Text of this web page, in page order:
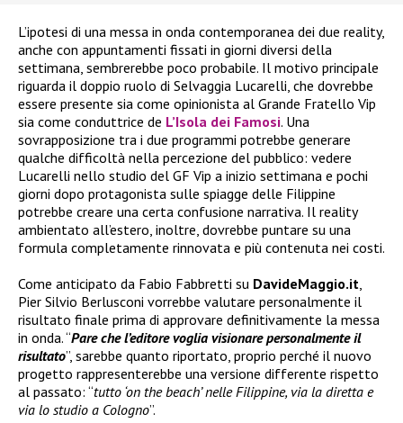
L’ipotesi di una messa in onda contemporanea dei due reality,
anche con appuntamenti fissati in giorni diversi della
settimana, sembrerebbe poco probabile. Il motivo principale
riguarda il doppio ruolo di Selvaggia Lucarelli, che dovrebbe
essere presente sia come opinionista al Grande Fratello Vip
sia come conduttrice de L’Isola dei Famosi. Una
sovrapposizione tra i due programmi potrebbe generare
qualche difficoltà nella percezione del pubblico: vedere
Lucarelli nello studio del GF Vip a inizio settimana e pochi
giorni dopo protagonista sulle spiagge delle Filippine
potrebbe creare una certa confusione narrativa. Il reality
ambientato all’estero, inoltre, dovrebbe puntare su una
formula completamente rinnovata e più contenuta nei costi.
Come anticipato da Fabio Fabbretti su DavideMaggio.it,
Pier Silvio Berlusconi vorrebbe valutare personalmente il
risultato finale prima di approvare definitivamente la messa
in onda. “Pare che l’editore voglia visionare personalmente il
risultato”, sarebbe quanto riportato, proprio perché il nuovo
progetto rappresenterebbe una versione differente rispetto
al passato: “tutto ‘on the beach’ nelle Filippine, via la diretta e
via lo studio a Cologno”.